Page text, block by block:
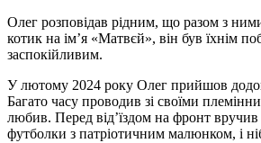
Олег розповідав рідним, що разом з
котик на ім’я «Матвєй», він був їхнім
заспокійливим.
У лютому 2024 року Олег прийшов
Багато часу проводив зі своїми
любив. Перед від’їздом на фронт
футболки з патріотичним малюнком, і